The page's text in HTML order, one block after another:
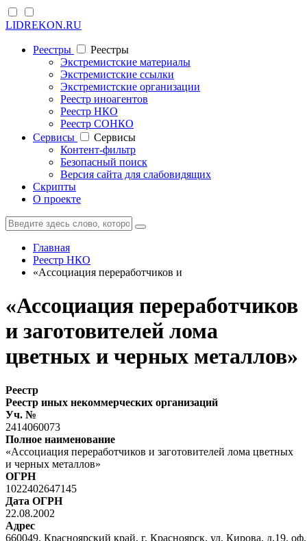
LIDREKON.RU
Реестры
Реестры
Экстремистские материалы
Экстремистские ссылки
Экстремистские организации
Реестр иноагентов
Реестр НКО
Реестр СОНКО
Cервисы
Cервисы
Контент-фильтр
Безопасный поиск
Версия сайта для слабовидящих
Скрипты
О проекте
Главная
Реестр НКО
«Ассоциация переработчиков и
«Ассоциация переработчиков
и заготовителей лома
цветных и черных металлов»
Реестр
Реестр иных некоммерческих организаций
Уч. №
2414060073
Полное наименование
«Ассоциация переработчиков и заготовителей лома цветных
и черных металлов»
ОГРН
1022402647145
Дата ОГРН
22.08.2002
Адрес
660049, Красноярский край, г. Красноярск, ул. Кирова, д.19,